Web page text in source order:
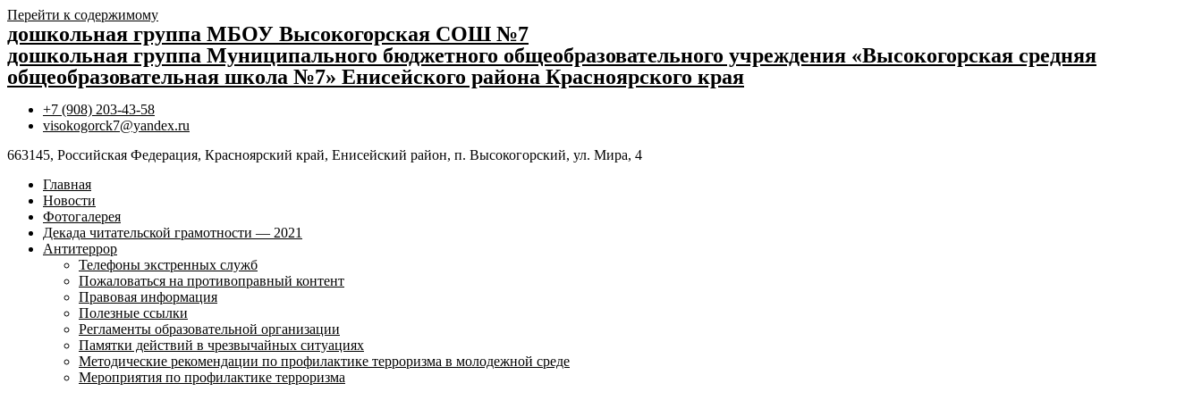
Перейти к содержимому
дошкольная группа МБОУ Высокогорская СОШ №7
дошкольная группа Муниципального бюджетного общеобразовательного учреждения «Высокогорская средняя
общеобразовательная школа №7» Енисейского района Красноярского края
+7 (908) 203-43-58
visokogorck7@yandex.ru
663145, Российская Федерация, Красноярский край, Енисейский район, п. Высокогорский, ул. Мира, 4
Главная
Новости
Фотогалерея
Декада читательской грамотности — 2021
Антитеррор
Телефоны экстренных служб
Пожаловаться на противоправный контент
Правовая информация
Полезные ссылки
Регламенты образовательной организации
Памятки действий в чрезвычайных ситуациях
Методические рекомендации по профилактике терроризма в молодежной среде
Мероприятия по профилактике терроризма